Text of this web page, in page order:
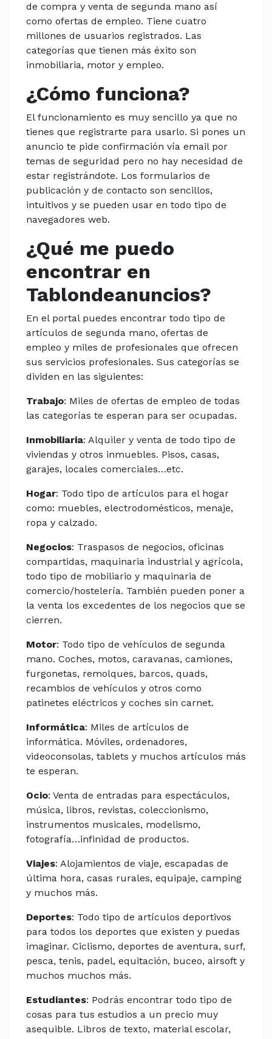
de compra y venta de segunda mano así
como ofertas de empleo. Tiene cuatro
millones de usuarios registrados. Las
categorías que tienen más éxito son
inmobiliaria, motor y empleo.
¿Cómo funciona?
El funcionamiento es muy sencillo ya que no
tienes que registrarte para usarlo. Si pones un
anuncio te pide confirmación vía email por
temas de seguridad pero no hay necesidad de
estar registrándote. Los formularios de
publicación y de contacto son sencillos,
intuitivos y se pueden usar en todo tipo de
navegadores web.
¿Qué me puedo
encontrar en
Tablondeanuncios?
En el portal puedes encontrar todo tipo de
artículos de segunda mano, ofertas de
empleo y miles de profesionales que ofrecen
sus servicios profesionales. Sus categorías se
dividen en las siguientes:
Trabajo: Miles de ofertas de empleo de todas
las categorías te esperan para ser ocupadas.
Inmobiliaria: Alquiler y venta de todo tipo de
viviendas y otros inmuebles. Pisos, casas,
garajes, locales comerciales…etc.
Hogar: Todo tipo de artículos para el hogar
como: muebles, electrodomésticos, menaje,
ropa y calzado.
Negocios: Traspasos de negocios, oficinas
compartidas, maquinaria industrial y agrícola,
todo tipo de mobiliario y maquinaria de
comercio/hostelería. También pueden poner a
la venta los excedentes de los negocios que se
cierren.
Motor: Todo tipo de vehículos de segunda
mano. Coches, motos, caravanas, camiones,
furgonetas, remolques, barcos, quads,
recambios de vehículos y otros como
patinetes eléctricos y coches sin carnet.
Informática: Miles de artículos de
informática. Móviles, ordenadores,
videoconsolas, tablets y muchos artículos más
te esperan.
Ocio: Venta de entradas para espectáculos,
música, libros, revistas, coleccionismo,
instrumentos musicales, modelismo,
fotografía…infinidad de productos.
Viajes: Alojamientos de viaje, escapadas de
última hora, casas rurales, equipaje, camping
y muchos más.
Deportes: Todo tipo de artículos deportivos
para todos los deportes que existen y puedas
imaginar. Ciclismo, deportes de aventura, surf,
pesca, tenis, padel, equitación, buceo, airsoft y
muchos muchos más.
Estudiantes: Podrás encontrar todo tipo de
cosas para tus estudios a un precio muy
asequible. Libros de texto, material escolar,